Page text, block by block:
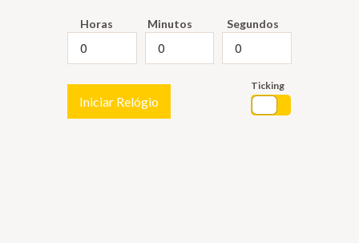
Horas Minutos Segundos
Iniciar Relógio
Ticking